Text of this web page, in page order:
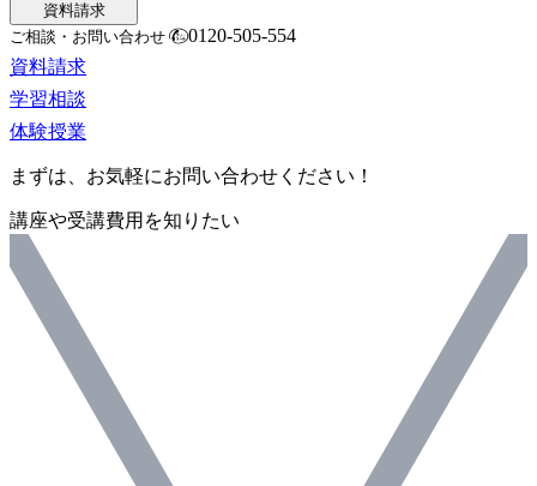
資料請求
ご相談・お問い合わせ
0120-505-554
資料請求
学習相談
体験授業
まずは、お気軽にお問い合わせください！
講座や受講費用を知りたい